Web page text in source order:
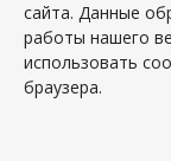
21057
36 частей
сайта. Данные
работы нашего
использовать
браузера.